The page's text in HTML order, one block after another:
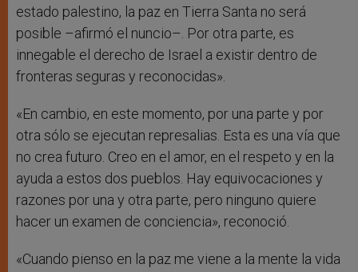
estado palestino, la paz en Tierra Santa no será
posible –afirmó el nuncio–. Por otra parte, es
innegable el derecho de Israel a existir dentro de
fronteras seguras y reconocidas».
«En cambio, en este momento, por una parte y por
otra sólo se ejecutan represalias. Esta es una vía que
no crea futuro. Creo en el amor, en el respeto y en la
ayuda a estos dos pueblos. Hay equivocaciones y
razones por una y otra parte, pero ninguno quiere
hacer un examen de conciencia», reconoció.
«Cuando pienso en la paz me viene a la mente la vida